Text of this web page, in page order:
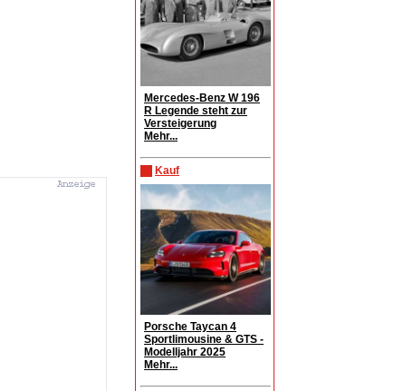
Mercedes-Benz W 196
R Legende steht zur
Versteigerung
Mehr...
Kauf
Porsche Taycan 4
Sportlimousine & GTS -
Modelljahr 2025
Mehr...